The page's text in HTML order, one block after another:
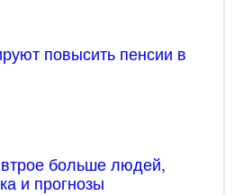
повысить пенсии в
больше людей,
и прогнозы